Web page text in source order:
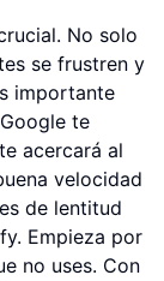
No solo
se frustren y
importante
te
acercará al
velocidad
de lentitud
Empieza por
no uses. Con